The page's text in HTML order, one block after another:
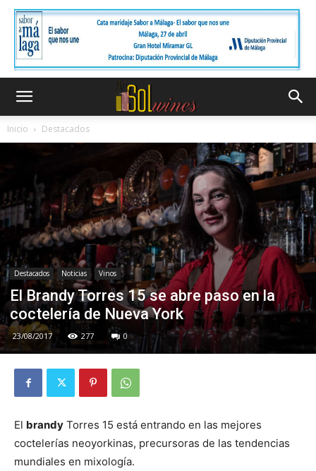
Inicio Destacados
Destacados Noticias Vinos
El Brandy Torres 15 se abre paso en la
coctelería de Nueva York
23/08/2017 277 0
El brandy Torres 15 está entrando en las mejores
coctelerías neoyorkinas, precursoras de las tendencias
mundiales en mixología.